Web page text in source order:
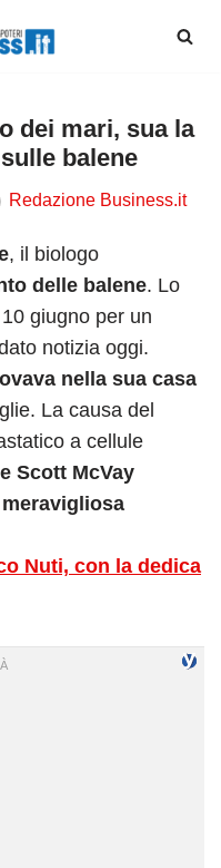
dei mari, sua la
balene
Redazione Business.it
, il biologo
delle balene. Lo
giugno per un
notizia oggi.
nella sua casa
La causa del
a cellule
Scott McVay
Nuti, con la dedica